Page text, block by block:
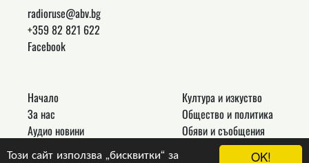
OK!
Този сайт използва „бисквитки“ за
radioruse@abv.bg
+359 82 821 622
Facebook
Начало
За нас
Аудио новини
Реклама
Култура и изкуство
Общество и политика
Обяви и съобщения